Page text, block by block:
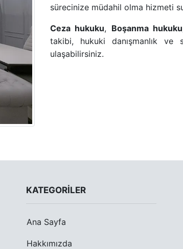
sürecinize müdahil olma hizmeti
Ceza hukuku, Boşanma hukuku
takibi, hukuki danışmanlık ve
ulaşabilirsiniz.
KATEGORILER
Ana Sayfa
Hakkımızda